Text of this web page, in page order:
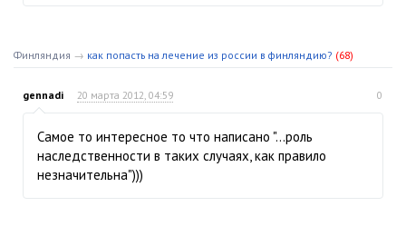
Финляндия → как попасть на лечение из россии в финляндию? (68)
gennadi 20 марта 2012, 04:59 0
Самое то интересное то что написано "...роль
наследственности в таких случаях, как правило
незначительна")))